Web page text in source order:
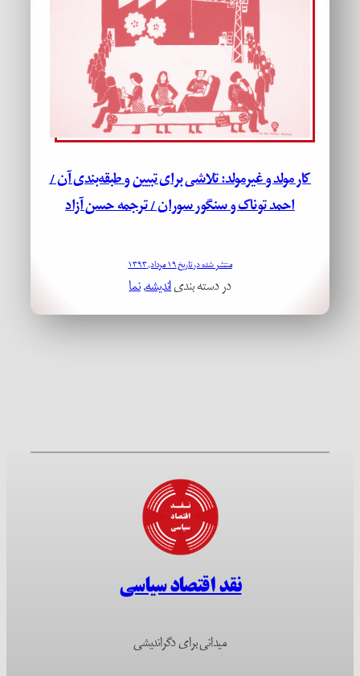
کار مولد و غیرمولد: تلاشی برای تبیین و طبقه‌بندی آن /
احمد توناک و سنگور سوران / ترجمه حسن آزاد
منتشر شده در تاریخ ۱۹ مرداد, ۱۳۹۳
در دسته بندیاندیشه, نما
نقد اقتصاد سیاسی
میدانی برای دگراندیشی